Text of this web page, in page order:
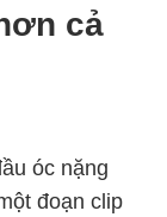
cả
óc nặng
đoạn clip